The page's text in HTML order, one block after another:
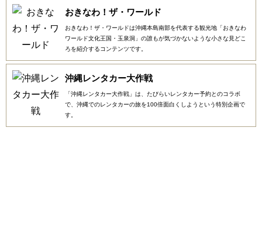
おきなわ！ザ・ワールド
おきなわ！ザ・ワールドは沖縄本島南部を代表する観光地「おきなわ
ワールド文化王国・玉泉洞」の誰もが気づかないような小さな見どこ
ろを紹介するコンテンツです。
沖縄レンタカー大作戦
「沖縄レンタカー大作戦」は、たびらいレンタカー予約とのコラボ
で、沖縄でのレンタカーの旅を100倍面白くしようという特別企画で
す。